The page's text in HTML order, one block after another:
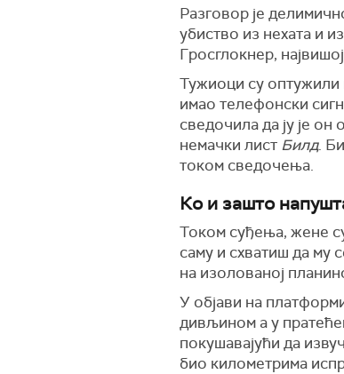
Разговор је
убиство из нехата и
Гросглокнер,
Тужиоци су оптужили
имао телефонски
сведочила да ју је он
немачки лист Билд.
током сведочења.
Ко и зашто
Током суђења, жене
саму и схватиш да му
на изолованој
У објави на
дивљином а у
покушавајући да
био километрима